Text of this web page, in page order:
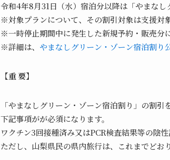
令和4年8月31日（水）宿泊分以降は「やまな
※対象プランについて、その割引対象は支援対
※一時停止期間中に発生した新規予約・販売分
※詳細は、 やまなしグリーン・ゾーン宿泊割り
【重 要】
「やまなしグリーン・ゾーン宿泊割り」の割引
下記事項がが必須になります。
ワクチン3回接種済み又はPCR検査結果等の陰性
ただし、山梨県民の県内旅行は、これまでどお